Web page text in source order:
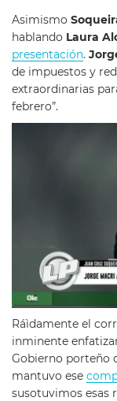
Asimismo
hablando Laura
presentación.
de impuestos y
extraordinarias
febrero”.
Ráìdamente el
inminente
Gobierno porteño
mantuvo ese
susotuvimos esas